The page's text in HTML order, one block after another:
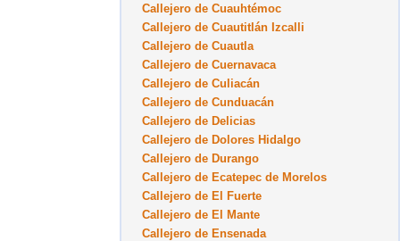
Callejero de Cuauhtémoc
Callejero de Cuautitlán Izcalli
Callejero de Cuautla
Callejero de Cuernavaca
Callejero de Culiacán
Callejero de Cunduacán
Callejero de Delicias
Callejero de Dolores Hidalgo
Callejero de Durango
Callejero de Ecatepec de Morelos
Callejero de El Fuerte
Callejero de El Mante
Callejero de Ensenada